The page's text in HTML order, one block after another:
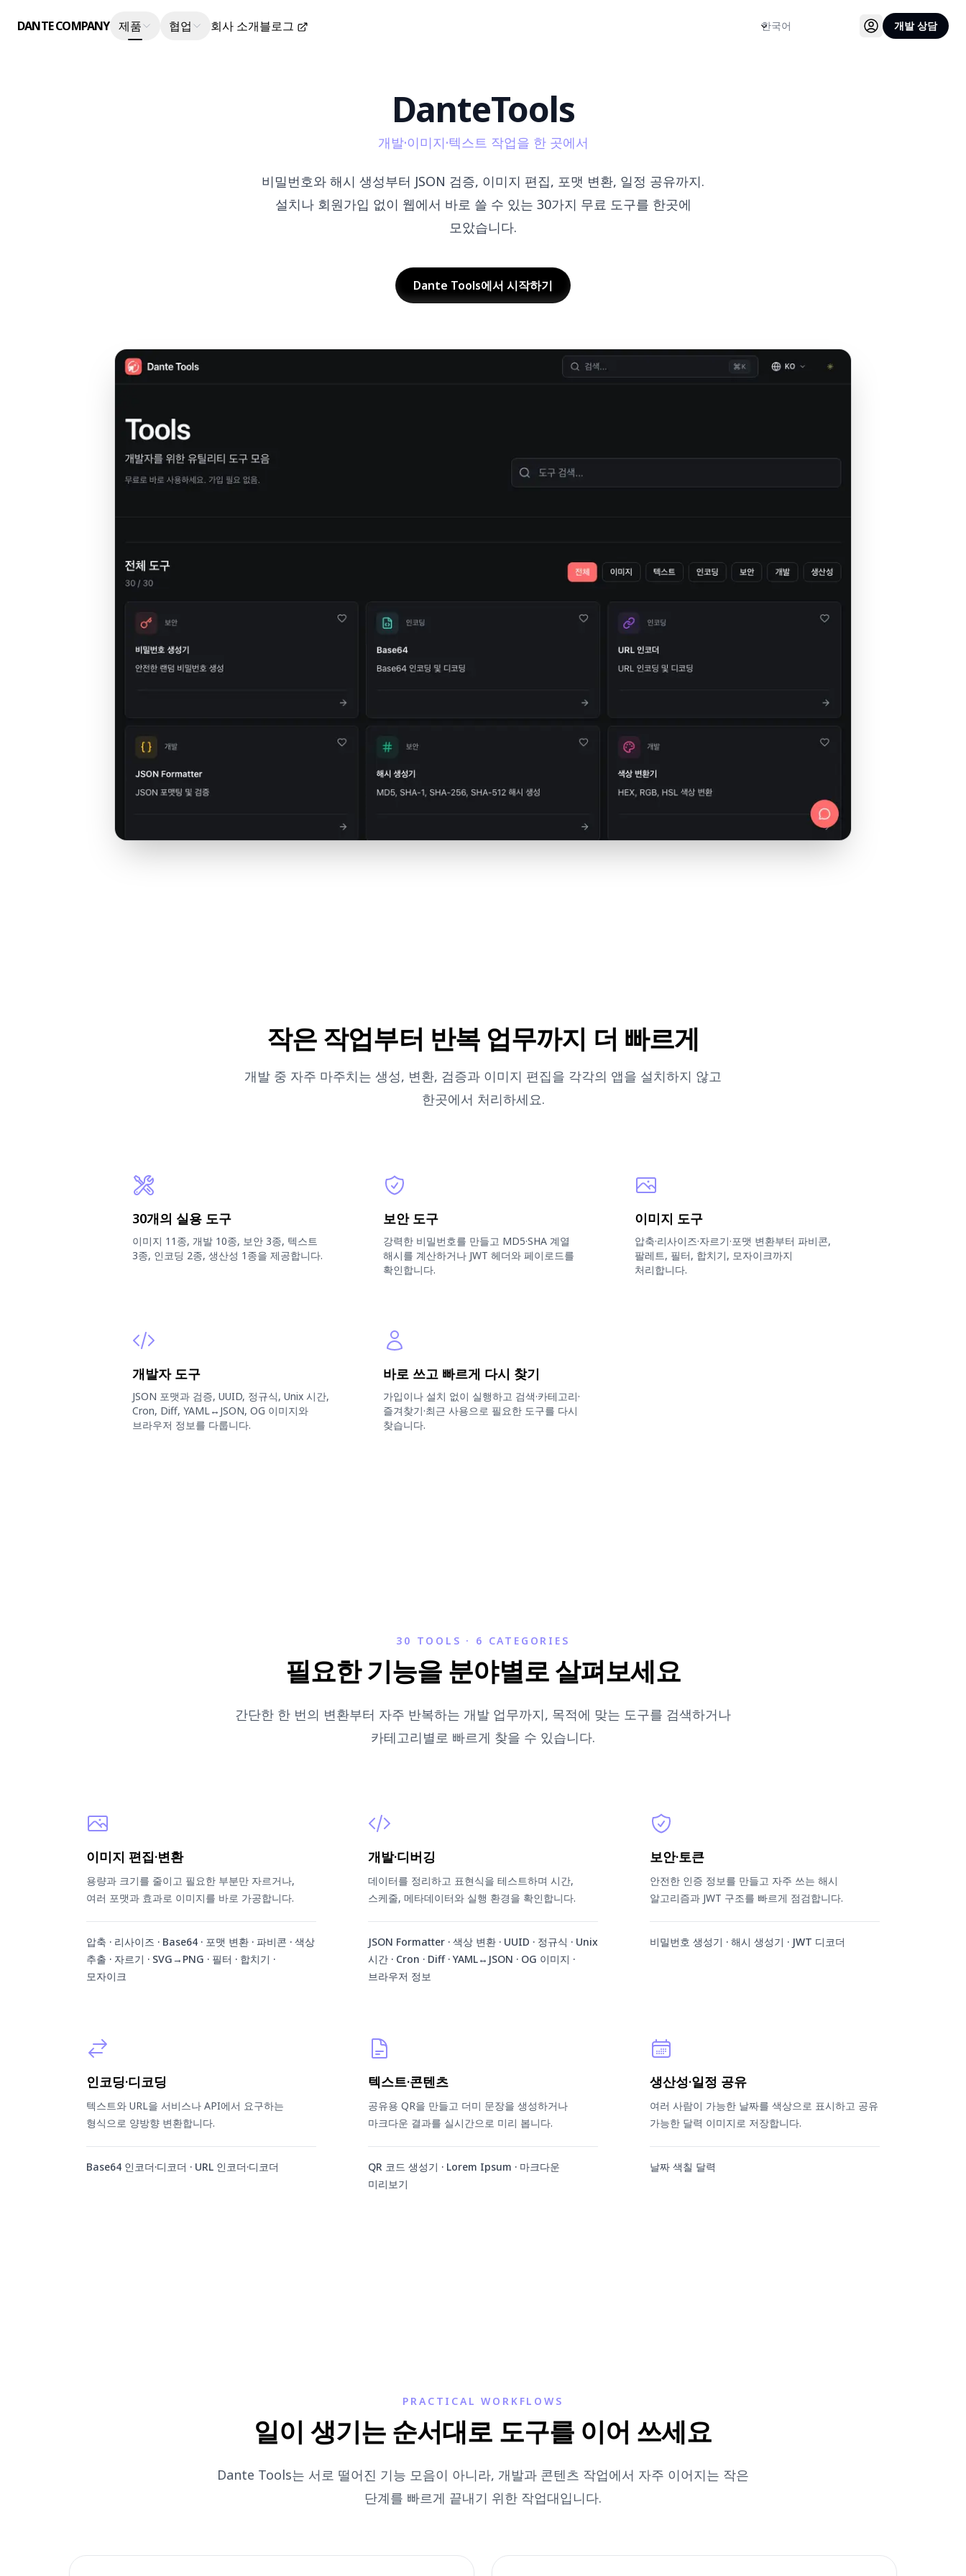
DANTE COMPANY 제품 협업 회사 소개블로그 언어 개발 상담
DanteTools
개발·이미지·텍스트 작업을 한 곳에서
비밀번호와 해시 생성부터 JSON 검증, 이미지 편집, 포맷 변환, 일정 공유까지.
설치나 회원가입 없이 웹에서 바로 쓸 수 있는 30가지 무료 도구를 한곳에
모았습니다.
Dante Tools에서 시작하기
작은 작업부터 반복 업무까지 더 빠르게
개발 중 자주 마주치는 생성, 변환, 검증과 이미지 편집을 각각의 앱을 설치하지 않고
한곳에서 처리하세요.
30개의 실용 도구
이미지 11종, 개발 10종, 보안 3종, 텍스트
3종, 인코딩 2종, 생산성 1종을 제공합니다.
보안 도구
강력한 비밀번호를 만들고 MD5·SHA 계열
해시를 계산하거나 JWT 헤더와 페이로드를
확인합니다.
이미지 도구
압축·리사이즈·자르기·포맷 변환부터 파비콘,
팔레트, 필터, 합치기, 모자이크까지
처리합니다.
개발자 도구
JSON 포맷과 검증, UUID, 정규식, Unix 시간,
Cron, Diff, YAML↔JSON, OG 이미지와
브라우저 정보를 다룹니다.
바로 쓰고 빠르게 다시 찾기
가입이나 설치 없이 실행하고 검색·카테고리·
즐겨찾기·최근 사용으로 필요한 도구를 다시
찾습니다.
30 TOOLS · 6 CATEGORIES
필요한 기능을 분야별로 살펴보세요
간단한 한 번의 변환부터 자주 반복하는 개발 업무까지, 목적에 맞는 도구를 검색하거나
카테고리별로 빠르게 찾을 수 있습니다.
이미지 편집·변환
용량과 크기를 줄이고 필요한 부분만 자르거나,
여러 포맷과 효과로 이미지를 바로 가공합니다.
압축 · 리사이즈 · Base64 · 포맷 변환 · 파비콘 · 색상
추출 · 자르기 · SVG→PNG · 필터 · 합치기 ·
모자이크
개발·디버깅
데이터를 정리하고 표현식을 테스트하며 시간,
스케줄, 메타데이터와 실행 환경을 확인합니다.
JSON Formatter · 색상 변환 · UUID · 정규식 · Unix
시간 · Cron · Diff · YAML↔JSON · OG 이미지 ·
브라우저 정보
보안·토큰
안전한 인증 정보를 만들고 자주 쓰는 해시
알고리즘과 JWT 구조를 빠르게 점검합니다.
비밀번호 생성기 · 해시 생성기 · JWT 디코더
인코딩·디코딩
텍스트와 URL을 서비스나 API에서 요구하는
형식으로 양방향 변환합니다.
Base64 인코더·디코더 · URL 인코더·디코더
텍스트·콘텐츠
공유용 QR을 만들고 더미 문장을 생성하거나
마크다운 결과를 실시간으로 미리 봅니다.
QR 코드 생성기 · Lorem Ipsum · 마크다운
미리보기
생산성·일정 공유
여러 사람이 가능한 날짜를 색상으로 표시하고 공유
가능한 달력 이미지로 저장합니다.
날짜 색칠 달력
PRACTICAL WORKFLOWS
일이 생기는 순서대로 도구를 이어 쓰세요
Dante Tools는 서로 떨어진 기능 모음이 아니라, 개발과 콘텐츠 작업에서 자주 이어지는 작은
단계를 빠르게 끝내기 위한 작업대입니다.